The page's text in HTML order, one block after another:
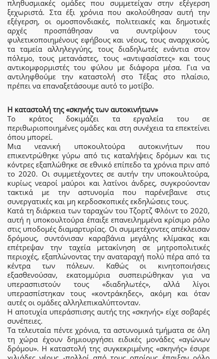
πληθυσμιακές ομάδες που συμμετείχαν στην εξέγερση
ξεχωριστά. Στα έξι χρόνια που ακολούθησαν αυτή την
εξέγερση, οι ομοσπονδιακές, πολιτειακές και δημοτικές
αρχές προσπάθησαν να συντρίψουν τους
φυλετικοποιημένους εφήβους και νέους, τους αναρχικούς,
τα ταμεία αλληλεγγύης, τους διαδηλωτές ενάντια στον
πόλεμο, τους μετανάστες, τους «αντιφασίστες» και τους
αντικομφορμιστές του φύλου με διάφορα μέσα. Για να
αντιληφθούμε την καταστολή στο Τέξας στο πλαίσιο,
πρέπει να επαναξετάσουμε αυτό το μοτίβο.
Η καταστολή της «σκηνής των αυτοκινήτων»
Το κράτος δοκιμάζει τα εργαλεία του σε
περιθωριοποιημένες ομάδες και στη συνέχεια τα επεκτείνει
όπου μπορεί.
Μια νεανική υποκουλτούρα αυτοκινήτων που
επικεντρώθηκε γύρω από τις καταλήψεις δρόμων και τις
κόντρες εξαπλώθηκε σε εθνικό επίπεδο τα χρόνια πριν από
το 2020. Οι συμμετέχοντες σε αυτήν την υποκουλτούρα,
κυρίως νεαροί μαύροι και λατίνοι άνδρες, συγκρούονταν
τακτικά με την αστυνομία που παρένεβαινε στις
συνεργατικές και μη κερδοσκοπικές εκδηλώσεις τους.
Κατά τη διάρκεια των ταραχών του Τζορτζ Φλόιντ το 2020,
αυτή η υποκουλτούρα έπαιξε επανειλημμένα κρίσιμο ρόλο
στις υποδομές διαμαρτυρίας. Οι συμμετέχοντες απέκλεισαν
δρόμους, συντόνισαν καραβάνια μεγάλης κλίμακας και
επέτρεψαν την ταχεία μετακίνηση σε μητροπολιτικές
περιοχές, εξαπλώνοντας την αναταραχή πολύ πέρα από τα
κέντρα των πόλεων. Καθώς οι κινητοποιήσεις
εξασθενούσαν, εκατομμύρια συσπειρώθηκαν για να
υπερασπιστούν τους «διαδηλωτές», αλλά λίγοι
υπερασπίστηκαν τους «κοντράκηδες», ακόμη και όταν
αυτές οι ομάδες αλληλεπικαλύπτονταν.
Η αποτυχία υπεράσπισης αυτής της «σκηνής» είχε σοβαρές
συνέπειες.
Τα τελευταία πέντε χρόνια, τα αστυνομικά τμήματα σε όλη
τη χώρα έχουν δημιουργήσει ειδικές μονάδες «αγώνων
δρόμου». Η καταστολή της συγκεκριμένης «σκηνής» έσυρε